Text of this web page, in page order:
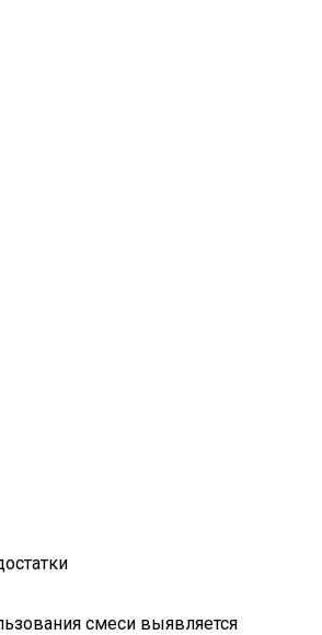
смеси выявляется